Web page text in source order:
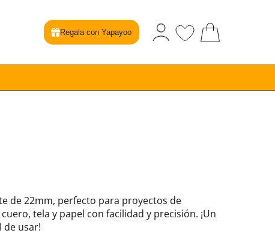
Regala con Yapayoo
de 22mm, perfecto para proyectos de
tela y papel con facilidad y precisión. ¡Un
de usar!